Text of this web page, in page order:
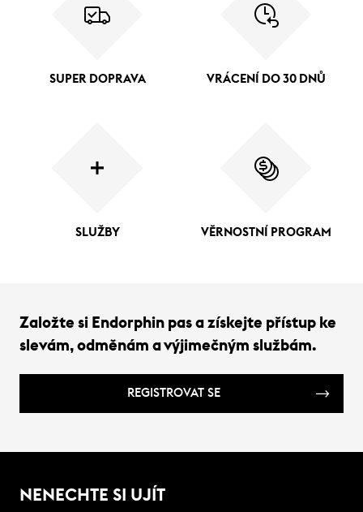
SUPER DOPRAVA VRÁCENÍ DO 30 DNŮ
SLUŽBY VĚRNOSTNÍ PROGRAM
Založte si Endorphin pas a získejte přístup ke
slevám, odměnám a výjimečným službám.
REGISTROVAT SE
NENECHTE SI UJÍT